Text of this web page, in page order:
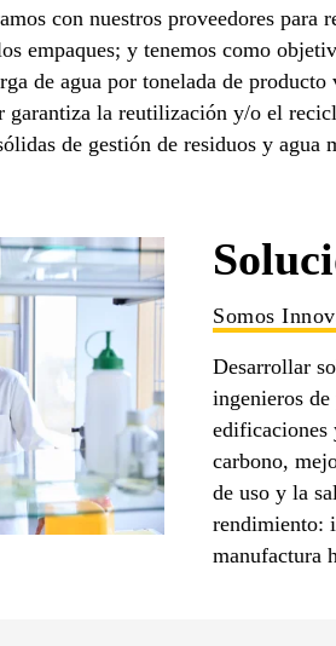
con nuestros proveedores para
empaques; y tenemos como
de agua por tonelada de
garantiza la reutilización y/o el
de gestión de residuos y
Somos
Desarrollar
ingenieros
edificaciones
carbono,
de uso y la
rendimiento:
manufactura